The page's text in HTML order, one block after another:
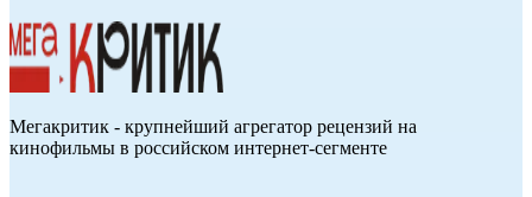
Мегакритик - крупнейший агрегатор рецензий на
кинофильмы в российском интернет-сегменте